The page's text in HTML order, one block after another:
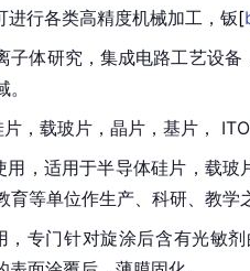
行各类高精度机械加工， 钣[
子体研究，集成电路工艺设
，载玻片，晶片，基片，
，适用于半导体硅片，载
等单位作生产、科研、教学
专门针对旋涂后含有光敏